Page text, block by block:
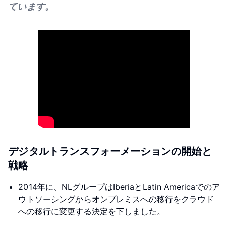
ています。
デジタルトランスフォーメーションの開始と
戦略
2014年に、NLグループはIberiaとLatin Americaでのア
ウトソーシングからオンプレミスへの移行をクラウド
への移行に変更する決定を下しました。